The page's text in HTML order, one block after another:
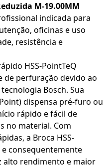
M-19.00MM
indicada para
oficinas e uso
resistência e
HSS-PointTeQ
de perfuração devido ao
Bosch. Sua
dispensa pré-furo ou
rápido e fácil de
no material. Com
a Broca HSS-
consequentemente
alto rendimento e maior